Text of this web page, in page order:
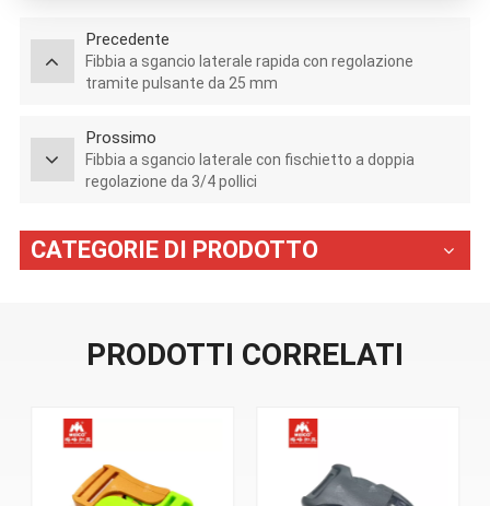
Precedente
Fibbia a sgancio laterale rapida con regolazione
tramite pulsante da 25 mm
Prossimo
Fibbia a sgancio laterale con fischietto a doppia
regolazione da 3/4 pollici
CATEGORIE DI PRODOTTO
PRODOTTI CORRELATI